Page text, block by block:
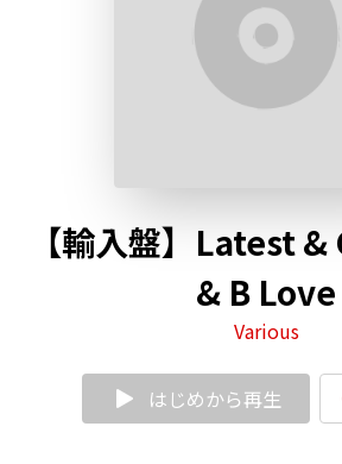
【輸入盤】Latest
& B Love
Various
はじめから再生